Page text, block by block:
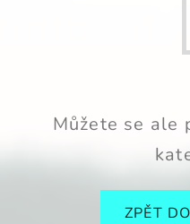
Můžete se ale
ZPĚT